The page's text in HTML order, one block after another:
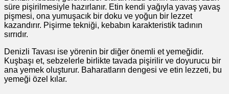
süre pişirilmesiyle hazırlanır. Etin kendi yağıyla yavaş yavaş
pişmesi, ona yumuşacık bir doku ve yoğun bir lezzet
kazandırır. Pişirme tekniği, kebabın karakteristik tadının
sırrıdır.
Denizli Tavası ise yörenin bir diğer önemli et yemeğidir.
Kuşbaşı et, sebzelerle birlikte tavada pişirilir ve doyurucu bir
ana yemek oluşturur. Baharatların dengesi ve etin lezzeti, bu
yemeği özel kılar.